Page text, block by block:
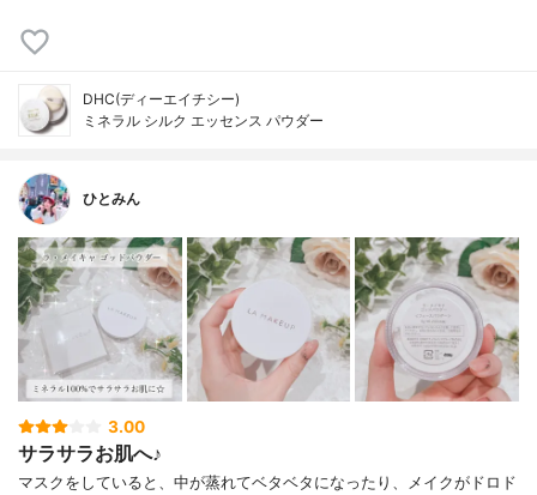
DHC(ディーエイチシー)
ミネラル シルク エッセンス パウダー
ひとみん
3.00
サラサラお肌へ♪
マスクをしていると、中が蒸れてベタベタになったり、メイクがドロド